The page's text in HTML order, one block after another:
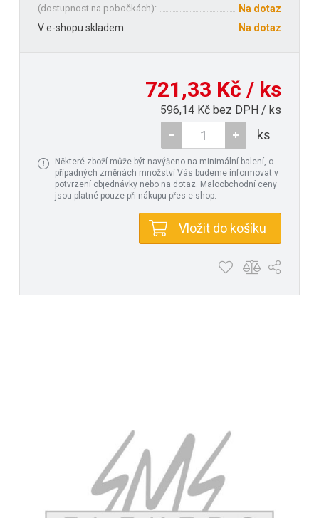
(dostupnost na pobočkách):
Na dotaz
V e-shopu skladem:
Na dotaz
721,33 Kč / ks
596,14 Kč bez DPH / ks
ks
Některé zboží může být navýšeno na minimální balení, o
případných změnách množství Vás budeme informovat v
potvrzení objednávky nebo na dotaz. Maloobchodní ceny
jsou platné pouze při nákupu přes e-shop.
Vložit do košíku